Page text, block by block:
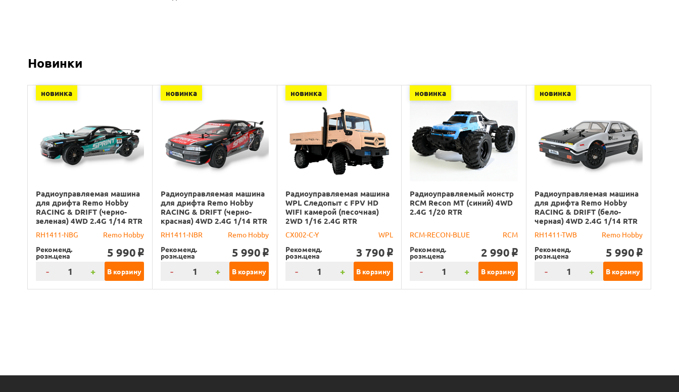
Новинки
новинка
Радиоуправляемая машина
для дрифта Remo Hobby
RACING & DRIFT (черно-
зеленая) 4WD 2.4G 1/14 RTR
RH1411-NBG
Remo Hobby
Рекоменд.
розн.цена 5 990 o
- + В корзину
новинка
Радиоуправляемая машина
для дрифта Remo Hobby
RACING & DRIFT (черно-
красная) 4WD 2.4G 1/14 RTR
RH1411-NBR
Remo Hobby
Рекоменд.
розн.цена 5 990 o
- + В корзину
новинка
Радиоуправляемая машина
WPL Следопыт с FPV HD
WIFI камерой (песочная)
2WD 1/16 2.4G RTR
CX002-C-Y
WPL
Рекоменд.
розн.цена 3 790 o
- + В корзину
новинка
Радиоуправляемый монстр
RCM Recon MT (синий) 4WD
2.4G 1/20 RTR
RCM-RECON-BLUE
RCM
Рекоменд.
розн.цена 2 990 o
- + В корзину
новинка
Радиоуправляемая машина
для дрифта Remo Hobby
RACING & DRIFT (бело-
черная) 4WD 2.4G 1/14 RTR
RH1411-TWB
Remo Hobby
Рекоменд.
розн.цена 5 990 o
- + В корзину